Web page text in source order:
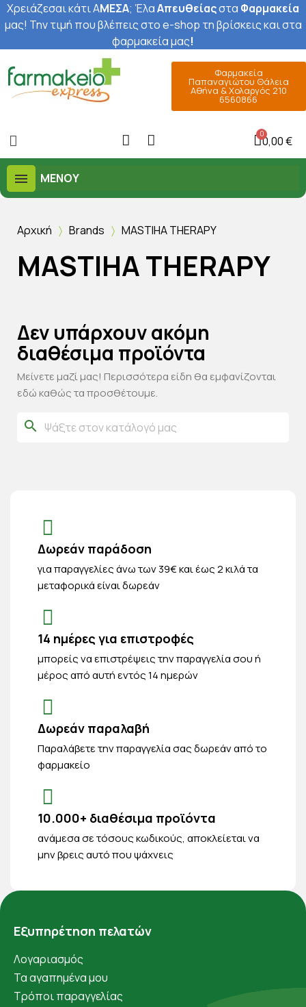
Χρειάζεσαι κάτι ΑΜΕΣΑ; ΈλαΑπευθείαςστα Φαρμακεία
μας! Την τιμή που βλέπεις στο e-shop τη βρίσκεις και στα
φαρμακεία μας!
Φαρμακεία
Παπαναγιώτου Θάλεια
Αθήνα & Χολαργός 210
6560866
0,00 €
ΜΕΝΟΎ
Αρχική Brands MASTIHA THERAPY
MASTIHA THERAPY
Δεν υπάρχουν ακόμη
διαθέσιμα προϊόντα
Μείνετε μαζί μας! Περισσότερα είδη θα εμφανίζονται
εδώ καθώς τα προσθέτουμε.
search
Δωρεάν παράδοση
για παραγγελίες άνω των 39€ και έως 2 κιλά τα
μεταφορικά είναι δωρεάν
14 ημέρες για επιστροφές
μπορείς να επιστρέψεις την παραγγελία σου ή
μέρος από αυτή εντός 14 ημερών
Δωρεάν παραλαβή
Παραλάβετε την παραγγελία σας δωρεάν από το
φαρμακείο
10.000+ διαθέσιμα προϊόντα
ανάμεσα σε τόσους κωδικούς, αποκλείεται να
μην βρεις αυτό που ψάχνεις
Εξυπηρέτηση πελατών
Λογαριασμός
Τα αγαπημένα μου
Τρόποι παραγγελίας